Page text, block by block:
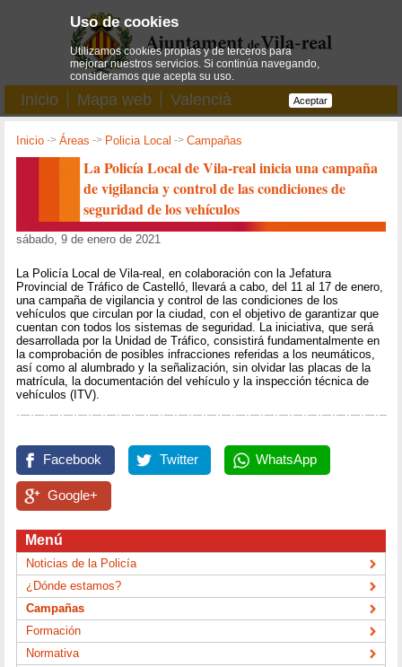
Inicio Mapa web Valencià
Inicio ->Áreas -> Policia Local ->Campañas
La Policía Local de Vila-real inicia una campaña
de vigilancia y control de las condiciones de
seguridad de los vehículos
sábado, 9 de enero de 2021
La Policía Local de Vila-real, en colaboración con la Jefatura
Provincial de Tráfico de Castelló, llevará a cabo, del 11 al 17 de enero,
una campaña de vigilancia y control de las condiciones de los
vehículos que circulan por la ciudad, con el objetivo de garantizar que
cuentan con todos los sistemas de seguridad. La iniciativa, que será
desarrollada por la Unidad de Tráfico, consistirá fundamentalmente en
la comprobación de posibles infracciones referidas a los neumáticos,
así como al alumbrado y la señalización, sin olvidar las placas de la
matrícula, la documentación del vehículo y la inspección técnica de
vehículos (ITV).
Facebook Twitter WhatsApp
Google+
Menú
Noticias de la Policía
¿Dónde estamos?
Campañas
Formación
Normativa
Uso de cookies
Utilizamos cookies propias y de terceros para
mejorar nuestros servicios. Si continúa navegando,
consideramos que acepta su uso.
Aceptar